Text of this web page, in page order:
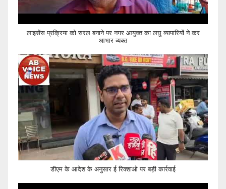
लाइसेंस प्रक्रिया को सरल बनाने पर नगर आयुक्त का लघु व्यापारियों ने कर
आभार व्यक्त
डीएम के आदेश के अनुसार ई रिक्शाओ पर बड़ी कार्रवाई